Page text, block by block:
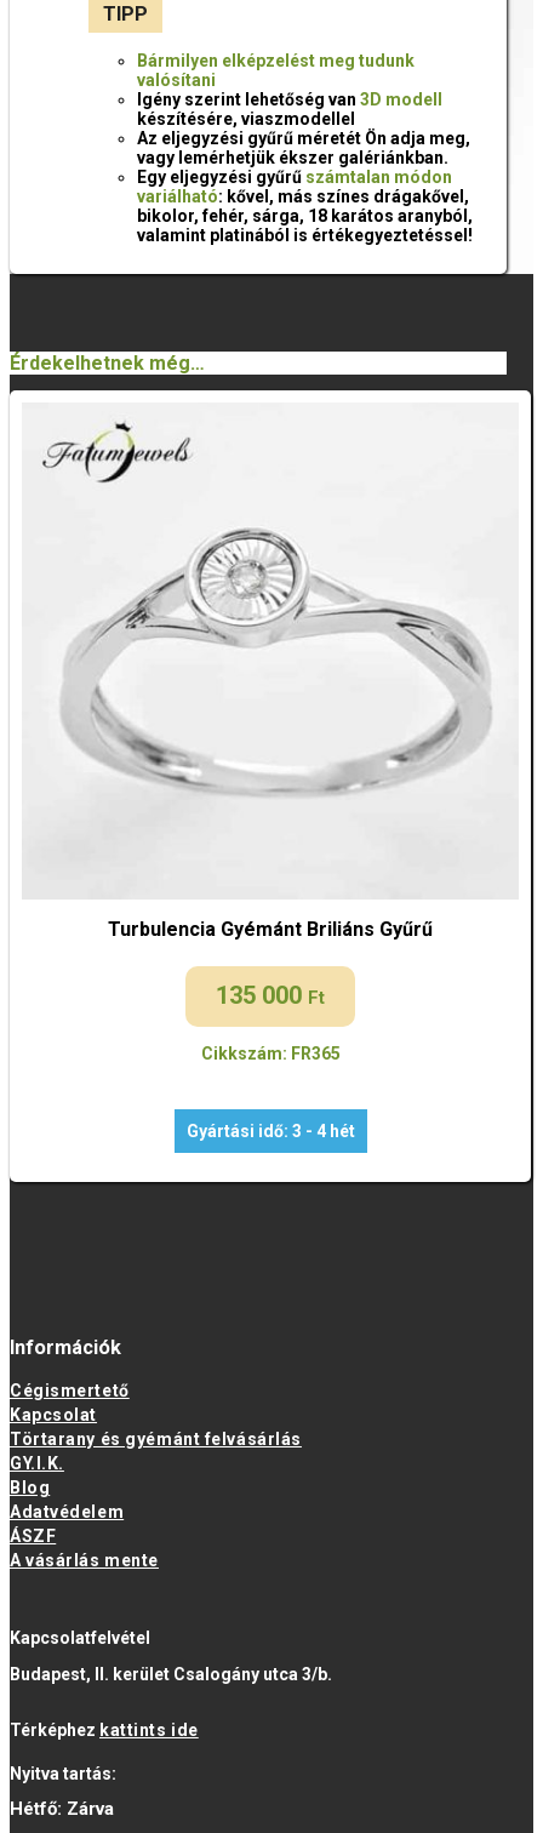
TIPP
Bármilyen elképzelést meg tudunk
valósítani
Igény szerint lehetőség van 3D modell
készítésére, viaszmodellel
Az eljegyzési gyűrű méretét Ön adja meg,
vagy lemérhetjük ékszer galériánkban.
Egy eljegyzési gyűrű számtalan módon
variálható: kővel, más színes drágakővel,
bikolor, fehér, sárga, 18 karátos aranyból,
valamint platinából is értékegyeztetéssel!
Érdekelhetnek még…
Turbulencia Gyémánt Briliáns Gyűrű
135 000 Ft
Cikkszám: FR365
Gyártási idő: 3 - 4 hét
Információk
Cégismertető
Kapcsolat
Törtarany és gyémánt felvásárlás
GY.I.K.
Blog
Adatvédelem
ÁSZF
A vásárlás mente
Kapcsolatfelvétel
Budapest, II. kerület Csalogány utca 3/b.
Térképhez kattints ide
Nyitva tartás:
Hétfő: Zárva